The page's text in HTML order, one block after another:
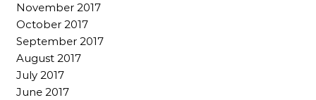
November 2017
October 2017
September 2017
August 2017
July 2017
June 2017